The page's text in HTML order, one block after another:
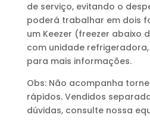
de serviço, evitando o
poderá trabalhar em dois
um Keezer (freezer abaixo
com unidade
para mais informações.
Obs: Não acompanha
rápidos. Vendidos
dúvidas, consulte nossa